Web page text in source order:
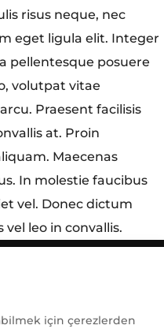
risus neque, nec
eget ligula elit. Integer
pellentesque posuere
volutpat vitae
Praesent facilisis
at. Proin
Maecenas
In molestie faucibus
vel. Donec dictum
leo in convallis.
için çerezlerden